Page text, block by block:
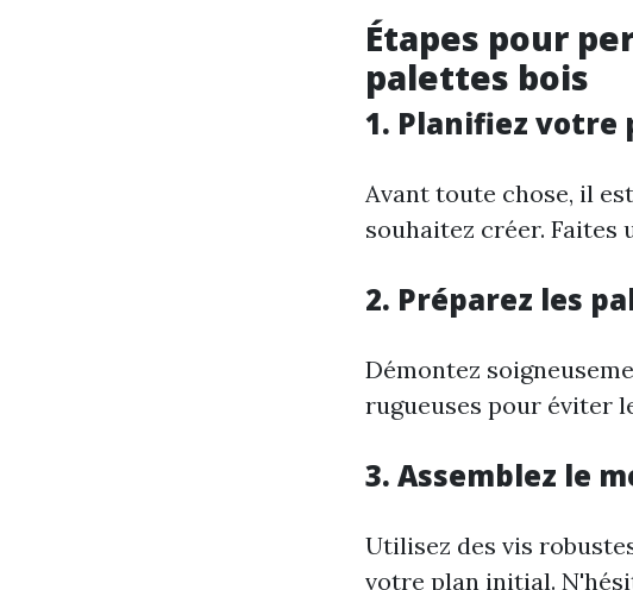
Étapes pour
palettes bois
1. Planifiez votre
Avant toute chose, il
souhaitez créer. Faites
2. Préparez les
Démontez
rugueuses pour éviter
3. Assemblez le
Utilisez des vis
votre plan initial.